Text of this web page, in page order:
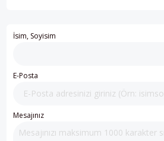
İsim, Soyisim
E-Posta
Mesajınız